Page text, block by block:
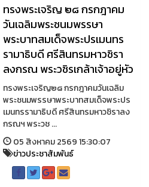
ทรงพระเจริญ ๒๘ กรกฎาคม
วันเฉลิมพระชนมพรรษา
พระบาทสมเด็จพระปรเมนทร
รามาธิบดี ศรีสินทรมหาวชิรา
ลงกรณ พระวชิรเกล้าเจ้าอยู่หัว
ทรงพระเจริญ๒๘ กรกฎาคมวันเฉลิม
พระชนมพรรษาพระบาทสมเด็จพระปร
เมนทรรามาธิบดี ศรีสินทรมหาวชิราลง
กรณฯ พระวช ...
05 สิงหาคม 2569 15:30:07
ข่าวประชาสัมพันธ์